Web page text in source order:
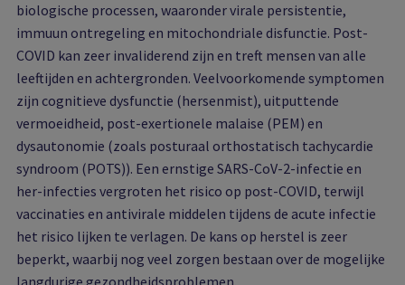
biologische processen, waaronder virale persistentie,
immuun ontregeling en mitochondriale disfunctie. Post-
COVID kan zeer invaliderend zijn en treft mensen van alle
leeftijden en achtergronden. Veelvoorkomende symptomen
zijn cognitieve dysfunctie (hersenmist), uitputtende
vermoeidheid, post-exertionele malaise (PEM) en
dysautonomie (zoals posturaal orthostatisch tachycardie
syndroom (POTS)). Een ernstige SARS-CoV-2-infectie en
her-infecties vergroten het risico op post-COVID, terwijl
vaccinaties en antivirale middelen tijdens de acute infectie
het risico lijken te verlagen. De kans op herstel is zeer
beperkt, waarbij nog veel zorgen bestaan over de mogelijke
langdurige gezondheidsproblemen.